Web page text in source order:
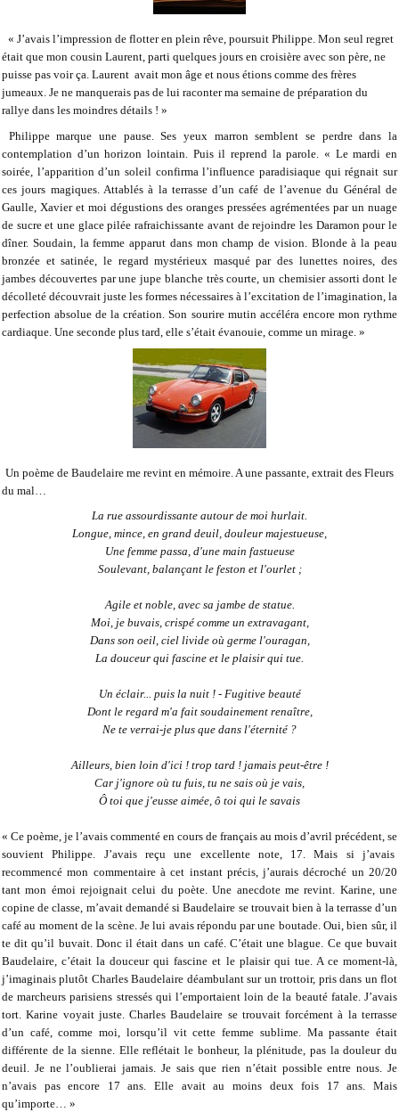
« J’avais l’impression de flotter en plein rêve, poursuit Philippe. Mon seul regret
était que mon cousin Laurent, parti quelques jours en croisière avec son père, ne
puisse pas voir ça. Laurent avait mon âge et nous étions comme des frères
jumeaux. Je ne manquerais pas de lui raconter ma semaine de préparation du
rallye dans les moindres détails ! »
Philippe marque une pause. Ses yeux marron semblent se perdre dans la
contemplation d’un horizon lointain. Puis il reprend la parole. « Le mardi en
soirée, l’apparition d’un soleil confirma l’influence paradisiaque qui régnait sur
ces jours magiques. Attablés à la terrasse d’un café de l’avenue du Général de
Gaulle, Xavier et moi dégustions des oranges pressées agrémentées par un nuage
de sucre et une glace pilée rafraichissante avant de rejoindre les Daramon pour le
dîner. Soudain, la femme apparut dans mon champ de vision. Blonde à la peau
bronzée et satinée, le regard mystérieux masqué par des lunettes noires, des
jambes découvertes par une jupe blanche très courte, un chemisier assorti dont le
décolleté découvrait juste les formes nécessaires à l’excitation de l’imagination, la
perfection absolue de la création. Son sourire mutin accéléra encore mon rythme
cardiaque. Une seconde plus tard, elle s’était évanouie, comme un mirage. »
Un poème de Baudelaire me revint en mémoire. A une passante, extrait des Fleurs
du mal…
La rue assourdissante autour de moi hurlait.
Longue, mince, en grand deuil, douleur majestueuse,
Une femme passa, d'une main fastueuse
Soulevant, balançant le feston et l'ourlet ;
Agile et noble, avec sa jambe de statue.
Moi, je buvais, crispé comme un extravagant,
Dans son oeil, ciel livide où germe l'ouragan,
La douceur qui fascine et le plaisir qui tue.
Un éclair... puis la nuit ! - Fugitive beauté
Dont le regard m'a fait soudainement renaître,
Ne te verrai-je plus que dans l'éternité ?
Ailleurs, bien loin d'ici ! trop tard ! jamais peut-être !
Car j'ignore où tu fuis, tu ne sais où je vais,
Ô toi que j'eusse aimée, ô toi qui le savais
« Ce poème, je l’avais commenté en cours de français au mois d’avril précédent, se
souvient Philippe. J’avais reçu une excellente note, 17. Mais si j’avais
recommencé mon commentaire à cet instant précis, j’aurais décroché un 20/20
tant mon émoi rejoignait celui du poète. Une anecdote me revint. Karine, une
copine de classe, m’avait demandé si Baudelaire se trouvait bien à la terrasse d’un
café au moment de la scène. Je lui avais répondu par une boutade. Oui, bien sûr, il
te dit qu’il buvait. Donc il était dans un café. C’était une blague. Ce que buvait
Baudelaire, c’était la douceur qui fascine et le plaisir qui tue. A ce moment-là,
j’imaginais plutôt Charles Baudelaire déambulant sur un trottoir, pris dans un flot
de marcheurs parisiens stressés qui l’emportaient loin de la beauté fatale. J’avais
tort. Karine voyait juste. Charles Baudelaire se trouvait forcément à la terrasse
d’un café, comme moi, lorsqu’il vit cette femme sublime. Ma passante était
différente de la sienne. Elle reflétait le bonheur, la plénitude, pas la douleur du
deuil. Je ne l’oublierai jamais. Je sais que rien n’était possible entre nous. Je
n’avais pas encore 17 ans. Elle avait au moins deux fois 17 ans. Mais
qu’importe… »